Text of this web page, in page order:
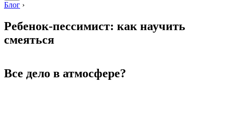
Блог ›
Ребенок-пессимист: как научить
смеяться
Все дело в атмосфере?